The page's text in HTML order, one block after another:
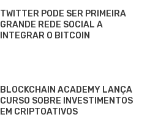
TWITTER PODE SER PRIMEIRA
GRANDE REDE SOCIAL A
INTEGRAR O BITCOIN
BLOCKCHAIN ACADEMY LANÇA
CURSO SOBRE INVESTIMENTOS
EM CRIPTOATIVOS